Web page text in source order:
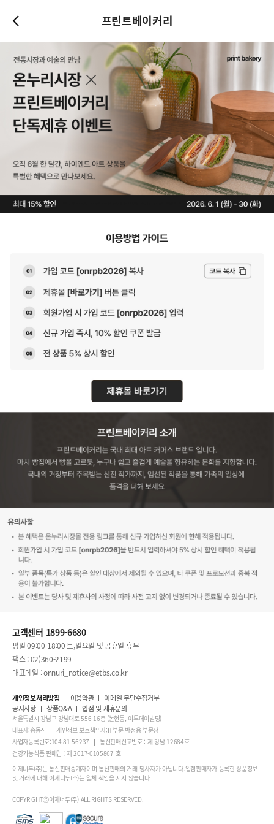
프린트베이커리
고객센터 1899-6680
평일 09:00-18:00 토,일요일 및 공휴일 휴무
팩스 : 02)360-2199
대표메일 : onnuri_notice@etbs.co.kr
개인정보처리방침 이용약관
이메일 무단수집거부
공지사항
상품Q&A 입점 및 제휴문의
서울특별시 강남구 강남대로 556 16층 (논현동, 이투데이빌딩)
대표자:송동진
개인정보 보호책임자:IT부문 박정용 부문장
사업자등록번호:104-81-56237
통신판매신고번호 : 제 강남-12684호
건강기능식품 판매업 : 제 2017-0105867 호
이제너두(주)는 통신판매중개자이며 통신판매의 거래 당사자가 아닙니다.입점판매자가 등록한 상품정보
및 거래에 대해 이제너두(주)는 일체 책임을 지지 않습니다.
COPYRIGHTⒸ이제너두(주) ALL RIGHTS RESERVED.